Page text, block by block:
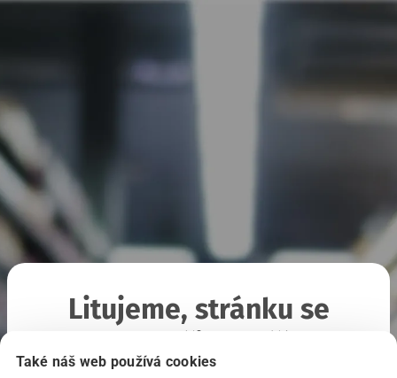
Také náš web používá cookies
Litujeme, stránku se